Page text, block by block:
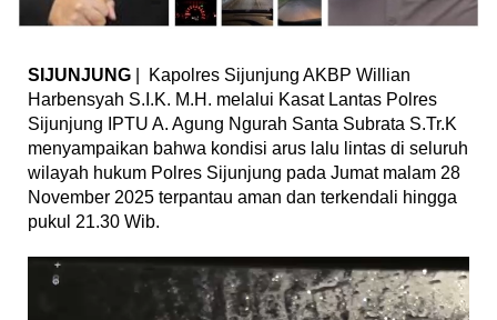
SIJUNJUNG | Kapolres Sijunjung AKBP Willian
Harbensyah S.I.K. M.H. melalui Kasat Lantas Polres
Sijunjung IPTU A. Agung Ngurah Santa Subrata S.Tr.K
menyampaikan bahwa kondisi arus lalu lintas di seluruh
wilayah hukum Polres Sijunjung pada Jumat malam 28
November 2025 terpantau aman dan terkendali hingga
pukul 21.30 Wib.
Pemutar
Video